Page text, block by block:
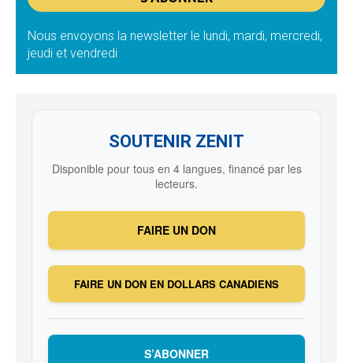
Nous envoyons la newsletter le lundi, mardi, mercredi,
jeudi et vendredi
SOUTENIR ZENIT
Disponible pour tous en 4 langues, financé par les
lecteurs.
FAIRE UN DON
FAIRE UN DON EN DOLLARS CANADIENS
S’ABONNER